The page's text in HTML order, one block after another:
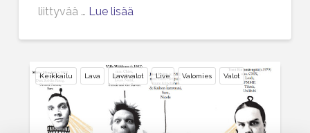
liittyvää … Lue lisää
Keikkailu Lava Lavavalot Live Valomies Valot
...